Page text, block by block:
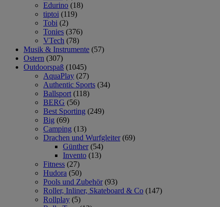
Edurino (18)
tiptoi (119)
Tobi (2)
Tonies (376)
VTech (78)
Musik & Instrumente (57)
Ostern (307)
Outdoorspaß (1045)
AquaPlay (27)
Authentic Sports (34)
Ballsport (118)
BERG (56)
Best Sporting (249)
Big (69)
Camping (13)
Drachen und Wurfgleiter (69)
Günther (54)
Invento (13)
Fitness (27)
Hudora (50)
Pools und Zubehör (93)
Roller, Inliner, Skateboard & Co (147)
Rollplay (5)